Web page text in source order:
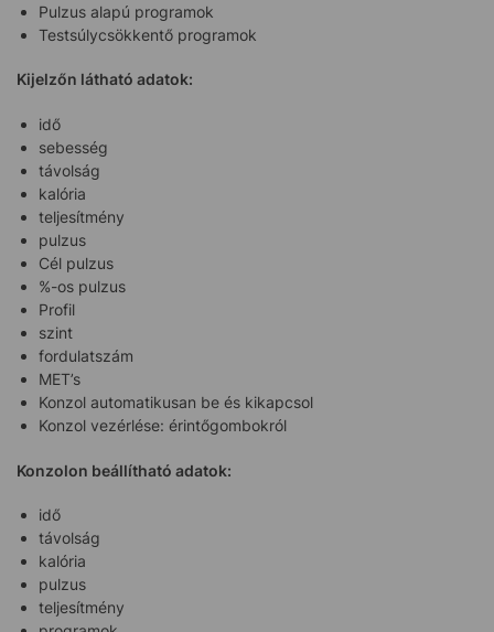
Pulzus alapú programok
Testsúlycsökkentő programok
Kijelzőn látható adatok:
idő
sebesség
távolság
kalória
teljesítmény
pulzus
Cél pulzus
%-os pulzus
Profil
szint
fordulatszám
MET’s
Konzol automatikusan be és kikapcsol
Konzol vezérlése: érintőgombokról
Konzolon beállítható adatok:
idő
távolság
kalória
pulzus
teljesítmény